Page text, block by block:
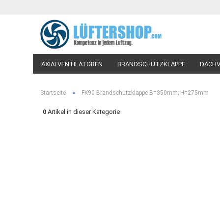
AXIALVENTILATOREN BRANDSCHUTZKLAPPE
Startseite » FK90 Brandschutzklappe B=350mm; H=275mm
0 Artikel in dieser Kategorie